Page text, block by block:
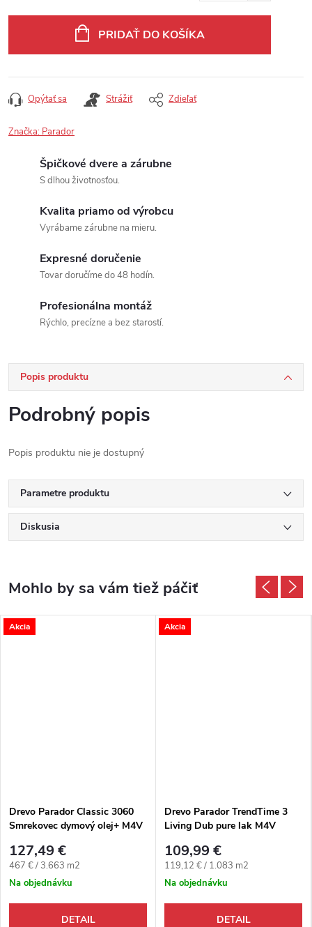
PRIDAŤ DO KOŠÍKA
Opýtať sa Strážiť Zdieľať
Značka: Parador
Špičkové dvere a zárubne
S dlhou životnosťou.
Kvalita priamo od výrobcu
Vyrábame zárubne na mieru.
Expresné doručenie
Tovar doručíme do 48 hodín.
Profesionálna montáž
Rýchlo, precízne a bez starostí.
Popis produktu
Podrobný popis
Popis produktu nie je dostupný
Parametre produktu
Diskusia
Akcia
Drevo Parador Classic 3060
Smrekovec dymový olej+ M4V
127,49 €
Jednotková cena:
467 € / 3.663 m2
Na objednávku
DETAIL
Akcia
Drevo Parador TrendTime 3
Living Dub pure lak M4V
109,99 €
Jednotková cena:
119,12 € / 1.083 m2
Na objednávku
DETAIL